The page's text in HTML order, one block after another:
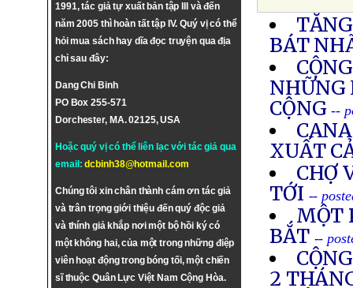
1991, tác giả tự xuất bản tập III và đến
năm 2005 thì hoàn tất tập IV. Quý vị có thể
hỏi mua sách hay dĩa đọc truyện qua địa
chỉ sau đây:
Dang Chi Binh
PO Box 255-571
Dorchester, MA. 02125, USA
Hoặc quý vị có thể liên lạc với tác giả qua
email:dcbinh38@hotmail.com
Chúng tôi xin chân thành cám ơn tác giả
và trân trọng giới thiệu đến quý độc giả
và thính giả khắp nơi một bộ hồi ký có
một không hai, của một trong những điệp
viên hoạt động trong bóng tối, một chiến
sĩ thuộc Quân Lực Việt Nam Cộng Hòa.
BÁT
NHỮNG
CỘNG --
XUẤT
CHỢ
TỚI --
MỘT
BẮT --
2